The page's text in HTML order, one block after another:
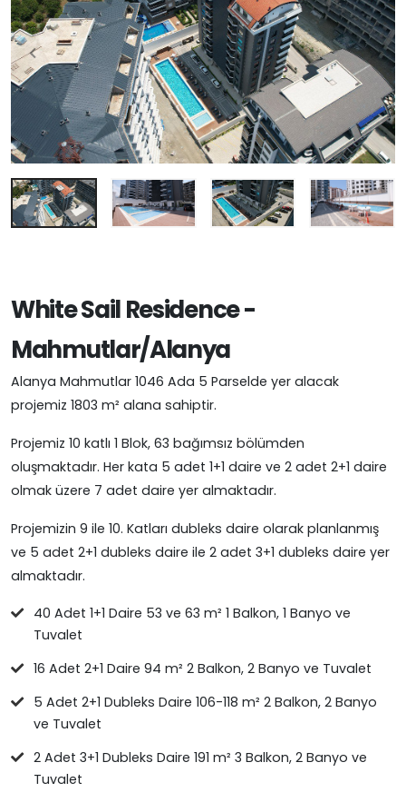
White Sail Residence -
Mahmutlar/Alanya
Alanya Mahmutlar 1046 Ada 5 Parselde yer alacak
projemiz 1803 m² alana sahiptir.
Projemiz 10 katlı 1 Blok, 63 bağımsız bölümden
oluşmaktadır. Her kata 5 adet 1+1 daire ve 2 adet 2+1 daire
olmak üzere 7 adet daire yer almaktadır.
Projemizin 9 ile 10. Katları dubleks daire olarak planlanmış
ve 5 adet 2+1 dubleks daire ile 2 adet 3+1 dubleks daire yer
almaktadır.
40 Adet 1+1 Daire 53 ve 63 m² 1 Balkon, 1 Banyo ve
Tuvalet
16 Adet 2+1 Daire 94 m² 2 Balkon, 2 Banyo ve Tuvalet
5 Adet 2+1 Dubleks Daire 106-118 m² 2 Balkon, 2 Banyo
ve Tuvalet
2 Adet 3+1 Dubleks Daire 191 m² 3 Balkon, 2 Banyo ve
Tuvalet